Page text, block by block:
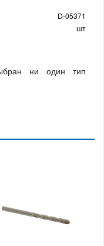
D-05371
шт
ни один тип